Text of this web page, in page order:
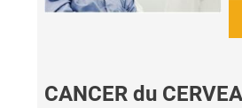
CANCER du